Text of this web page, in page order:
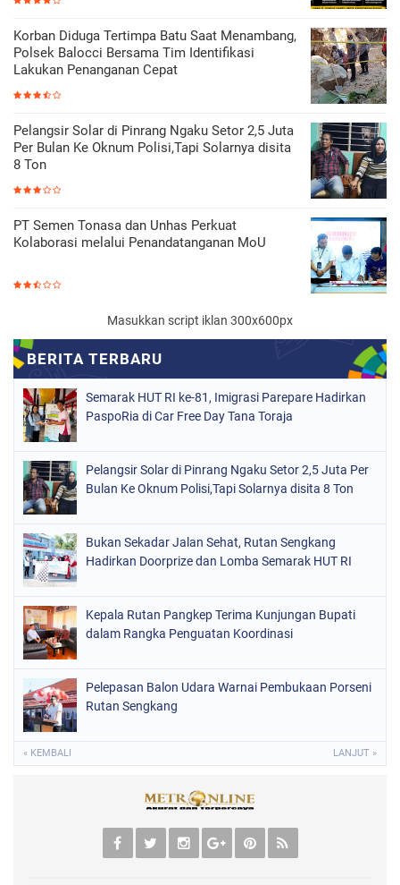
Korban Diduga Tertimpa Batu Saat Menambang,
Polsek Balocci Bersama Tim Identifikasi
Lakukan Penanganan Cepat
Pelangsir Solar di Pinrang Ngaku Setor 2,5 Juta
Per Bulan Ke Oknum Polisi,Tapi Solarnya disita
8 Ton
PT Semen Tonasa dan Unhas Perkuat
Kolaborasi melalui Penandatanganan MoU
Masukkan script iklan 300x600px
Semarak HUT RI ke-81, Imigrasi Parepare Hadirkan
PaspoRia di Car Free Day Tana Toraja
Pelangsir Solar di Pinrang Ngaku Setor 2,5 Juta Per
Bulan Ke Oknum Polisi,Tapi Solarnya disita 8 Ton
Bukan Sekadar Jalan Sehat, Rutan Sengkang
Hadirkan Doorprize dan Lomba Semarak HUT RI
Kepala Rutan Pangkep Terima Kunjungan Bupati
dalam Rangka Penguatan Koordinasi
Pelepasan Balon Udara Warnai Pembukaan Porseni
Rutan Sengkang
« KEMBALI LANJUT »